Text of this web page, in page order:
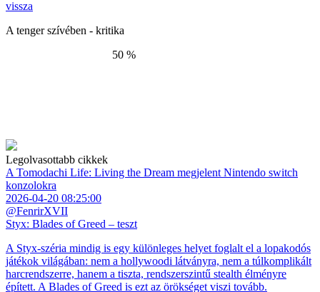
vissza
A tenger szívében - kritika
50 %
Legolvasottabb cikkek
A Tomodachi Life: Living the Dream megjelent Nintendo switch
konzolokra
2026-04-20 08:25:00
@FenrirXVII
Styx: Blades of Greed – teszt
A Styx-széria mindig is egy különleges helyet foglalt el a lopakodós
játékok világában: nem a hollywoodi látványra, nem a túlkomplikált
harcrendszerre, hanem a tiszta, rendszerszintű stealth élményre
épített. A Blades of Greed is ezt az örökséget viszi tovább.